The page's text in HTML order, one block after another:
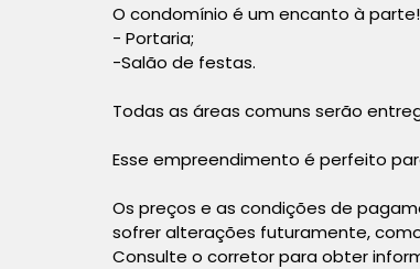
O condomínio é um encanto à parte!
- Portaria;
-Salão de festas.
Todas as áreas comuns serão
Esse empreendimento é perfeito
Os preços e as condições de
sofrer alterações futuramente,
Consulte o corretor para obter